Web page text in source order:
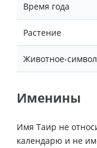
Время года
Растение
Животное-символ
Именины
Имя Таир не
календарю и не